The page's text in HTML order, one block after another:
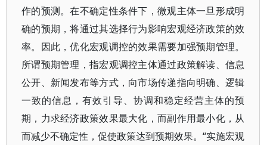
作的预测。在不确定性条件下，微观主体一旦形成明
确的预期，将通过其选择行为影响宏观经济政策的效
率。因此，优化宏观调控的效果需要加强预期管理。
所谓预期管理，指宏观调控主体通过政策解读、信息
公开、新闻发布等方式，向市场传递指向明确、逻辑
一致的信息，有效引导、协调和稳定经营主体的预
期，力求经济政策效果最大化，而副作用最小化，从
而减少不确定性，促使政策达到预期效果。“实施宏观